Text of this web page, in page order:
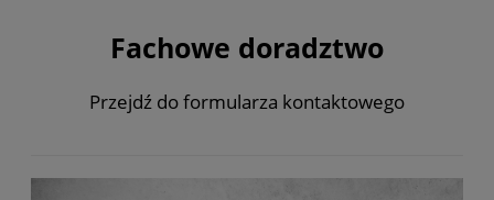
Fachowe doradztwo
Przejdź do formularza kontaktowego